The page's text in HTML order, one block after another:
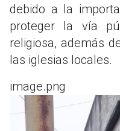
debido a la
proteger la vía
religiosa, además
las iglesias locales.
image.png